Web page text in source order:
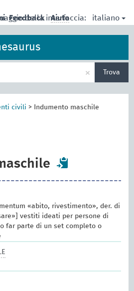
della interfaccia: italiano
Feedback Aiuto
× Trova
civili > Indumento maschile
«abito, rivestimento», der. di
vestiti ideati per persone di
far parte di un set completo o